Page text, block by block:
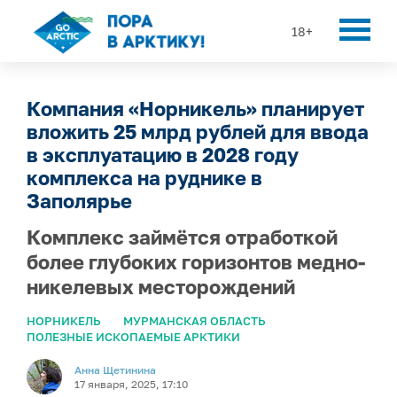
18+
Компания «Норникель» планирует
вложить 25 млрд рублей для ввода
в эксплуатацию в 2028 году
комплекса на руднике в
Заполярье
Комплекс займётся отработкой
более глубоких горизонтов медно-
никелевых месторождений
НОРНИКЕЛЬ
МУРМАНСКАЯ ОБЛАСТЬ
ПОЛЕЗНЫЕ ИСКОПАЕМЫЕ АРКТИКИ
Анна Щетинина
17 января, 2025, 17:10